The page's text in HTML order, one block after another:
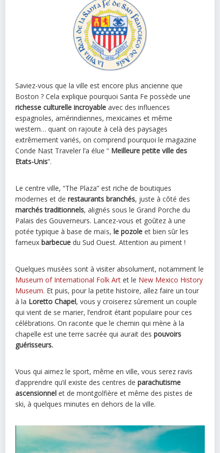
Saviez-vous que la ville est encore plus ancienne que
Boston ? Cela explique pourquoi Santa Fe possède une
richesse culturelle incroyable avec des influences
espagnoles, amérindiennes, mexicaines et même
western… quant on rajoute à celà des paysages
extrêmement variés, on comprend pourquoi le magazine
Conde Nast Traveler l’a élue “ Meilleure petite ville des
Etats-Unis”.
Le centre ville, “The Plaza” est riche de boutiques
modernes et derestaurants branchés, juste à côté des
marchés traditionnels, alignés sous le Grand Porche du
Palais des Gouverneurs. Lancez-vous et goûtez à une
potée typique à base de maïs,le pozole et bien sûr les
fameuxbarbecue du Sud Ouest. Attention au piment !
Quelques musées sont à visiter absolument, notamment le
Museum of International Folk Art et le New Mexico History
Museum. Et puis, pour la petite histoire, allez faire un tour
à la Loretto Chapel, vous y croiserez sûrement un couple
qui vient de se marier, l’endroit étant populaire pour ces
célébrations. On raconte que le chemin qui mène à la
chapelle est une terre sacrée qui aurait despouvoirs
guérisseurs.
Vous qui aimez le sport, même en ville, vous serez ravis
d’apprendre qu’il existe des centres deparachutisme
ascensionnel et de montgolfière et même des pistes de
ski, à quelques minutes en dehors de la ville.